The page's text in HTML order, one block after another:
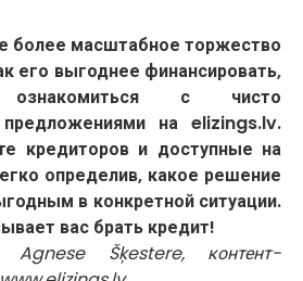
более масштабное торжество
его выгоднее финансировать,
с чисто
на elizings.lv.
кредиторов и доступные на
определив, какое решение
в конкретной ситуации.
вас брать кредит!
Agnese Šķestere, контент-